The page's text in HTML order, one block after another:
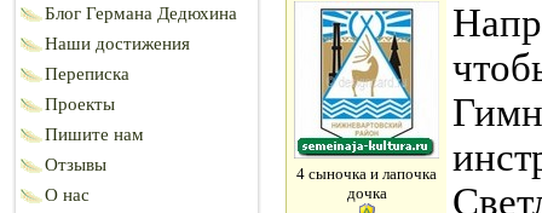
Блог Германа Дедюхина
Наши достижения
Переписка
Проекты
Пишите нам
Отзывы
О нас
4 сыночка и лапочка
дочка